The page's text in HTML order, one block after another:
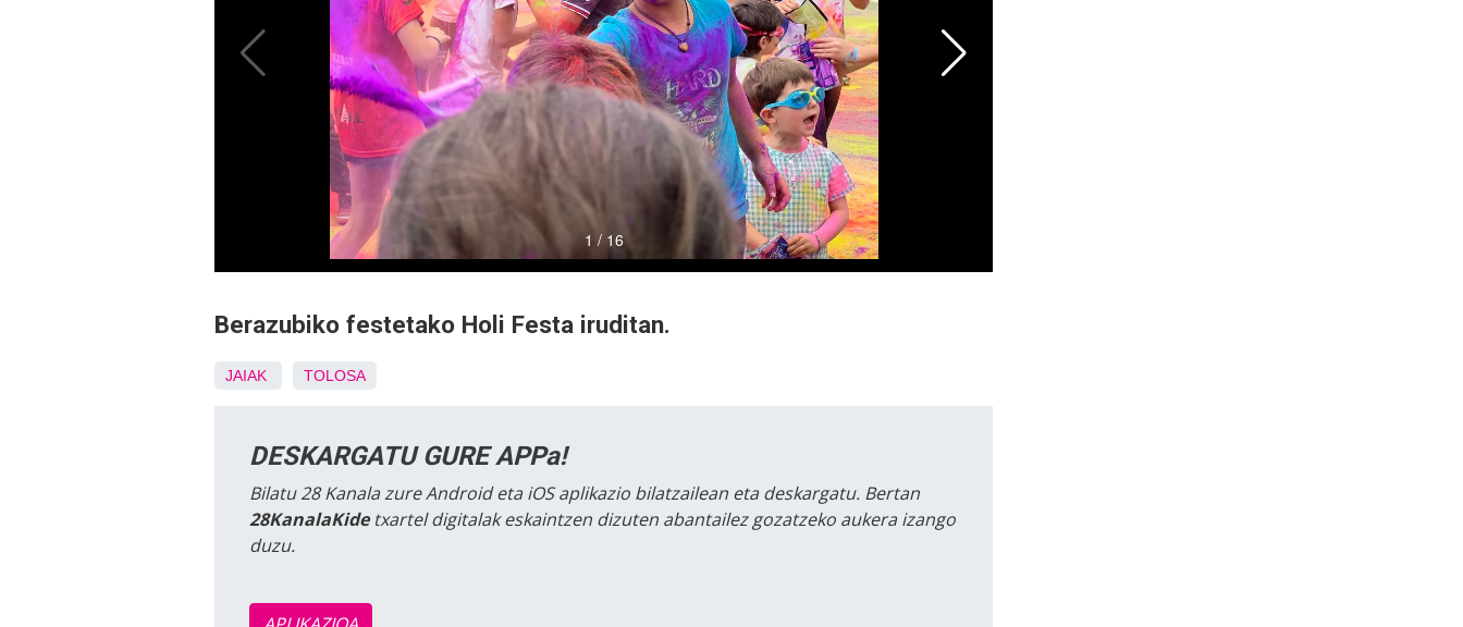
Berazubiko festetako Holi Festa iruditan.
JAIAK TOLOSA
DESKARGATU GURE APPa!
Bilatu 28 Kanala zure Android eta iOS aplikazio bilatzailean eta deskargatu. Bertan
28KanalaKidetxartel digitalak eskaintzen dizuten abantailez gozatzeko aukera izango
duzu.